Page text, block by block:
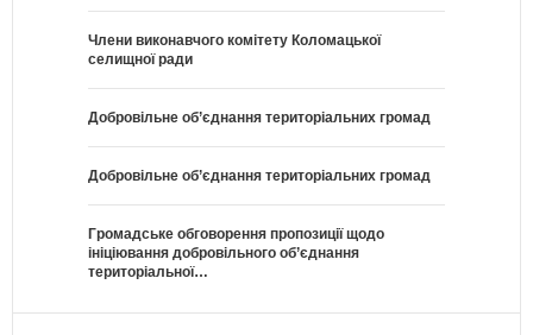
Члени виконавчого комітету Коломацької
селищної ради
Добровільне об’єднання територіальних громад
Добровільне об’єднання територіальних громад
Громадське обговорення пропозиції щодо
ініціювання добровільного об’єднання
територіальної…